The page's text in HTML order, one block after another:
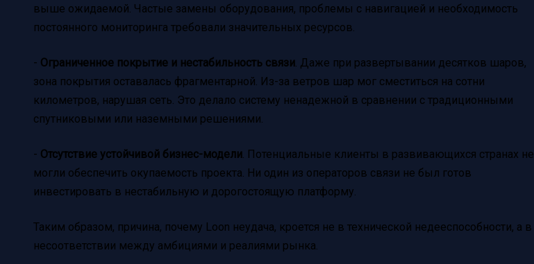
выше ожидаемой. Частые замены оборудования, проблемы с навигацией и необходимость
постоянного мониторинга требовали значительных ресурсов.
- Ограниченное покрытие и нестабильность связи. Даже при развертывании десятков шаров,
зона покрытия оставалась фрагментарной. Из-за ветров шар мог сместиться на сотни
километров, нарушая сеть. Это делало систему ненадежной в сравнении с традиционными
спутниковыми или наземными решениями.
- Отсутствие устойчивой бизнес-модели. Потенциальные клиенты в развивающихся странах не
могли обеспечить окупаемость проекта. Ни один из операторов связи не был готов
инвестировать в нестабильную и дорогостоящую платформу.
Таким образом, причина, почему Loon неудача, кроется не в технической недееспособности, а в
несоответствии между амбициями и реалиями рынка.